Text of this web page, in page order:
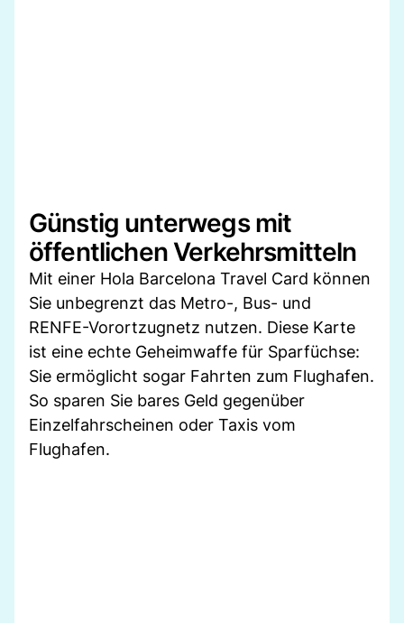
Günstig unterwegs mit
öffentlichen Verkehrsmitteln
Mit einer Hola Barcelona Travel Card können
Sie unbegrenzt das Metro-, Bus- und
RENFE-Vorortzugnetz nutzen. Diese Karte
ist eine echte Geheimwaffe für Sparfüchse:
Sie ermöglicht sogar Fahrten zum Flughafen.
So sparen Sie bares Geld gegenüber
Einzelfahrscheinen oder Taxis vom
Flughafen.